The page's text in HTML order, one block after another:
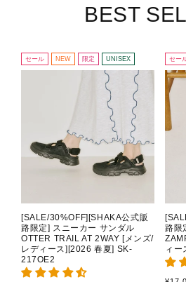
BEST
セール NEW 限定 UNISEX
[SALE/30%OFF][SHAKA公式販
路限定] スニーカー サンダル
OTTER TRAIL AT 2WAY [メンズ/
レディース][2026 春夏] SK-
217OE2
セー
路限
ィ
通